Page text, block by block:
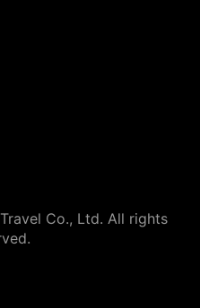
Co., Ltd. All rights